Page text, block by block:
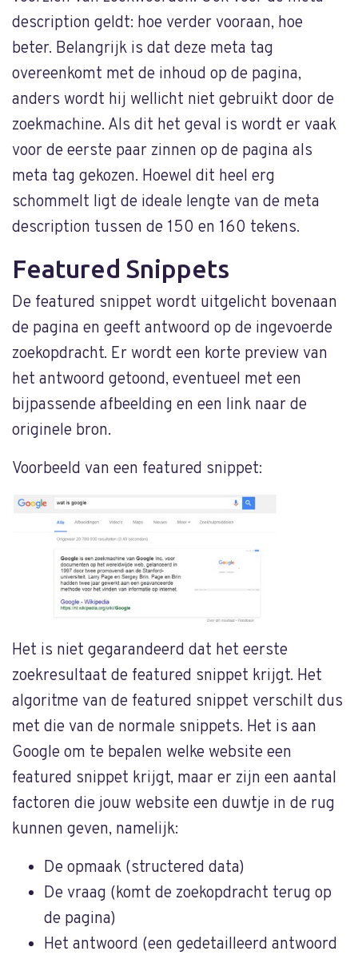
description geldt: hoe verder vooraan, hoe
beter. Belangrijk is dat deze meta tag
overeenkomt met de inhoud op de pagina,
anders wordt hij wellicht niet gebruikt door de
zoekmachine. Als dit het geval is wordt er vaak
voor de eerste paar zinnen op de pagina als
meta tag gekozen. Hoewel dit heel erg
schommelt ligt de ideale lengte van de meta
description tussen de 150 en 160 tekens.
Featured Snippets
De featured snippet wordt uitgelicht bovenaan
de pagina en geeft antwoord op de ingevoerde
zoekopdracht. Er wordt een korte preview van
het antwoord getoond, eventueel met een
bijpassende afbeelding en een link naar de
originele bron.
Voorbeeld van een featured snippet:
Het is niet gegarandeerd dat het eerste
zoekresultaat de featured snippet krijgt. Het
algoritme van de featured snippet verschilt dus
met die van de normale snippets. Het is aan
Google om te bepalen welke website een
featured snippet krijgt, maar er zijn een aantal
factoren die jouw website een duwtje in de rug
kunnen geven, namelijk:
De opmaak (structered data)
De vraag (komt de zoekopdracht terug op
de pagina)
Het antwoord (een gedetailleerd antwoord